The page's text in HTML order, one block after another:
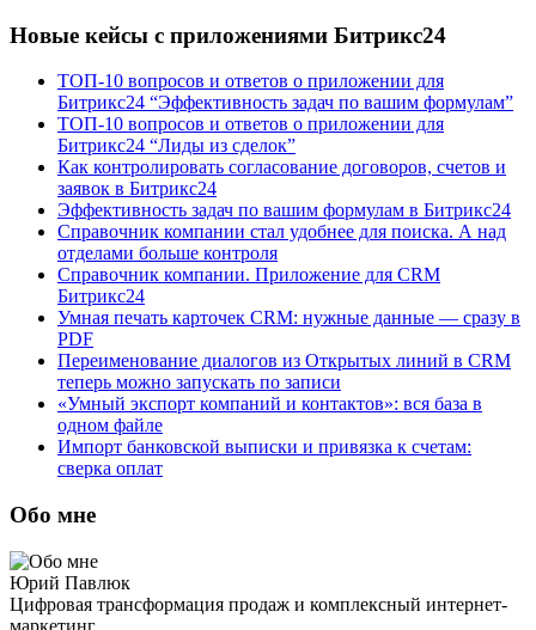
Новые кейсы с приложениями Битрикс24
ТОП-10 вопросов и ответов о приложении для
Битрикс24 “Эффективность задач по вашим формулам”
ТОП-10 вопросов и ответов о приложении для
Битрикс24 “Лиды из сделок”
Как контролировать согласование договоров, счетов и
заявок в Битрикс24
Эффективность задач по вашим формулам в Битрикс24
Справочник компании стал удобнее для поиска. А над
отделами больше контроля
Справочник компании. Приложение для CRM
Битрикс24
Умная печать карточек CRM: нужные данные — сразу в
PDF
Переименование диалогов из Открытых линий в CRM
теперь можно запускать по записи
«Умный экспорт компаний и контактов»: вся база в
одном файле
Импорт банковской выписки и привязка к счетам:
сверка оплат
Обо мне
Юрий Павлюк
Цифровая трансформация продаж и комплексный интернет-
маркетинг